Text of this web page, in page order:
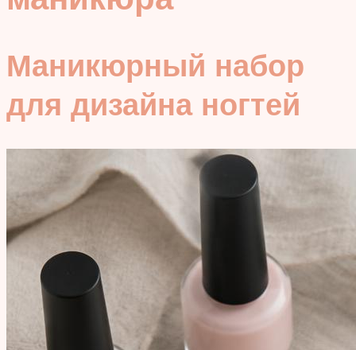
Маникюрный набор
для дизайна ногтей